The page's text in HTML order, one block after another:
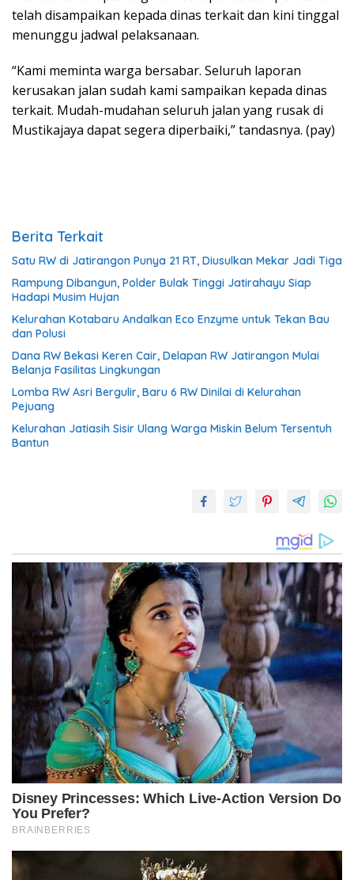
telah disampaikan kepada dinas terkait dan kini tinggal
menunggu jadwal pelaksanaan.
“Kami meminta warga bersabar. Seluruh laporan
kerusakan jalan sudah kami sampaikan kepada dinas
terkait. Mudah-mudahan seluruh jalan yang rusak di
Mustikajaya dapat segera diperbaiki,” tandasnya. (pay)
Berita Terkait
Satu RW di Jatirangon Punya 21 RT, Diusulkan Mekar Jadi Tiga
Rampung Dibangun, Polder Bulak Tinggi Jatirahayu Siap
Hadapi Musim Hujan
Kelurahan Kotabaru Andalkan Eco Enzyme untuk Tekan Bau
dan Polusi
Dana RW Bekasi Keren Cair, Delapan RW Jatirangon Mulai
Belanja Fasilitas Lingkungan
Lomba RW Asri Bergulir, Baru 6 RW Dinilai di Kelurahan
Pejuang
Kelurahan Jatiasih Sisir Ulang Warga Miskin Belum Tersentuh
Bantun